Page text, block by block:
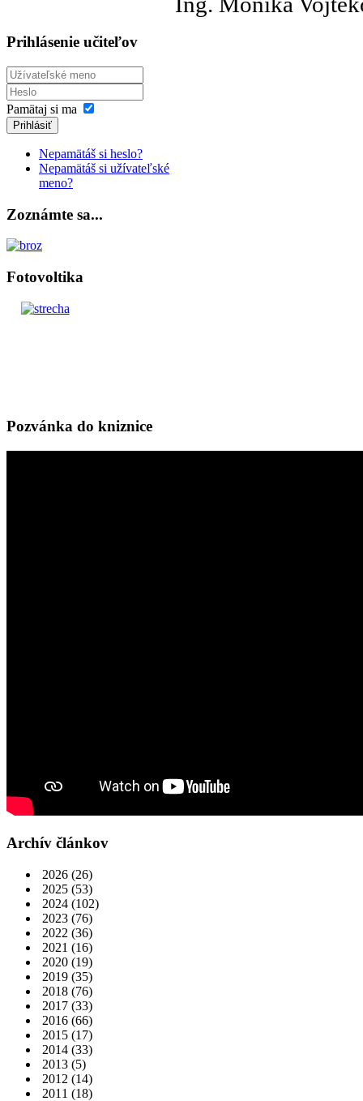
Prihlásenie učiteľov
Pamätaj si ma
Prihlásiť
Nepamätáš si heslo?
Nepamätáš si užívateľské
meno?
Zoznámte sa...
Fotovoltika
Pozvánka do kniznice
Archív článkov
2026 (26)
2025 (53)
2024 (102)
2023 (76)
2022 (36)
2021 (16)
2020 (19)
2019 (35)
2018 (76)
2017 (33)
2016 (66)
2015 (17)
2014 (33)
2013 (5)
2012 (14)
2011 (18)